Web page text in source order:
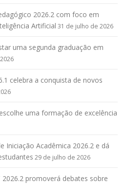
2026.2 com foco em
Artificial 31 de julho de 2026
uma segunda graduação em
celebra a conquista de novos
uma formação de excelência
Iniciação Acadêmica 2026.2 e dá
29 de julho de 2026
2026.2 promoverá debates sobre